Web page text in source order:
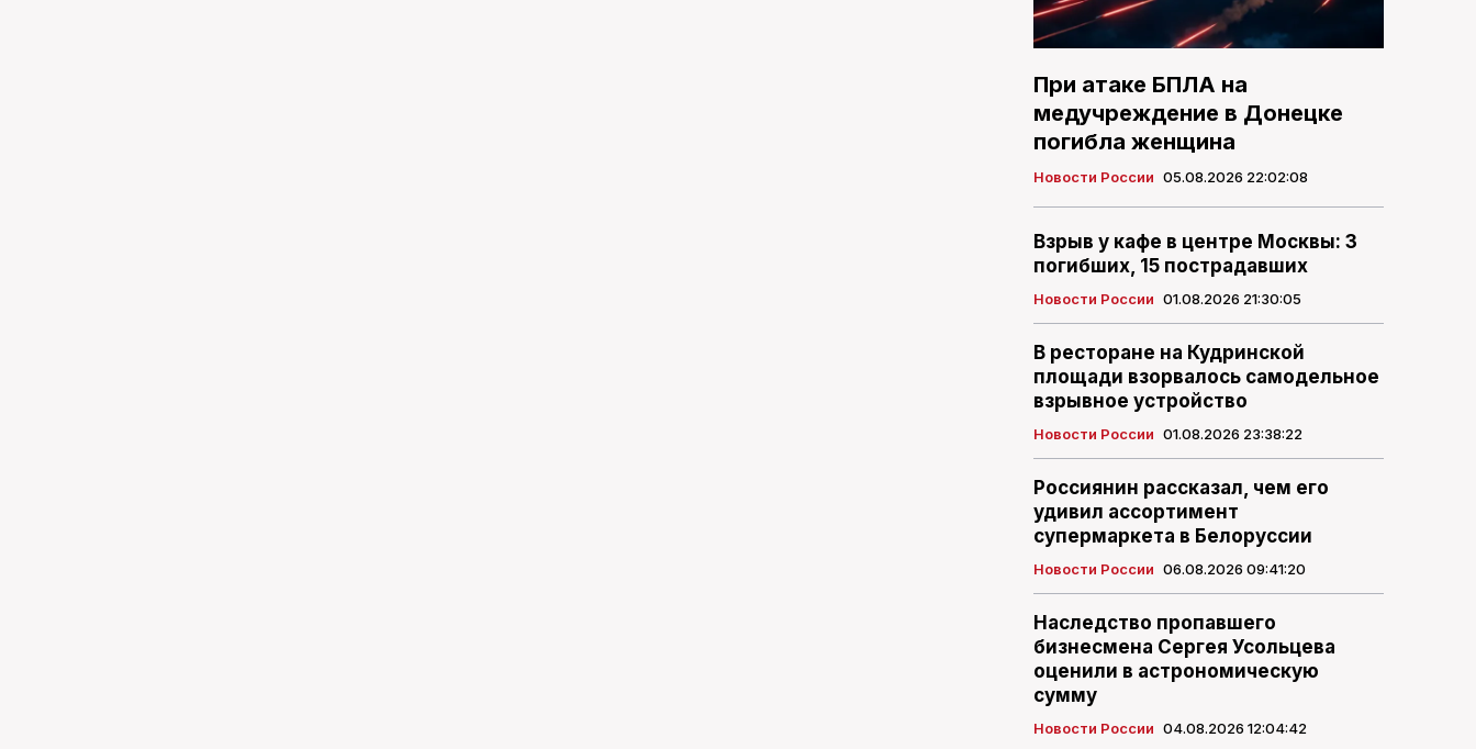
При атаке БПЛА на
медучреждение в Донецке
погибла женщина
Новости России 05.08.2026 22:02:08
Взрыв у кафе в центре Москвы: 3
погибших, 15 пострадавших
Новости России 01.08.2026 21:30:05
В ресторане на Кудринской
площади взорвалось самодельное
взрывное устройство
Новости России 01.08.2026 23:38:22
Россиянин рассказал, чем его
удивил ассортимент
супермаркета в Белоруссии
Новости России 06.08.2026 09:41:20
Наследство пропавшего
бизнесмена Сергея Усольцева
оценили в астрономическую
сумму
Новости России 04.08.2026 12:04:42